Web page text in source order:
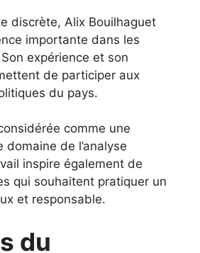
discrète, Alix Bouilhaguet
importante dans les
expérience et son
de participer aux
du pays.
comme une
de l’analyse
inspire également de
qui souhaitent pratiquer un
et responsable.
du